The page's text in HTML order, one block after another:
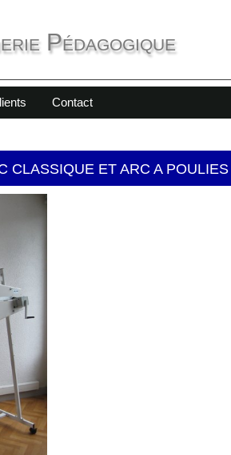
Pédagogique
Contact
CLASSIQUE ET ARC A POULIES